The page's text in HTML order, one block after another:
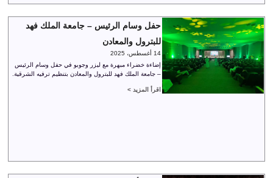
حفل وسام الرئيس – جامعة الملك فهد
للبترول والمعادن
14 أغسطس، 2025
إضاءة خضراء مبهرة مع ليزر وجوبو في حفل وسام الرئيس
– جامعة الملك فهد للبترول والمعادن بتنظيم ترفيه الشرقية.
اقرأ المزيد >